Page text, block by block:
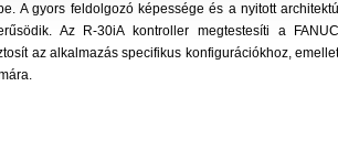
A gyors feldolgozó képessége és a nyitott
Az R-30iA kontroller megtestesíti a
az alkalmazás specifikus konfigurációkhoz,